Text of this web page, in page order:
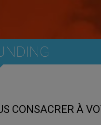
CONSACRER À